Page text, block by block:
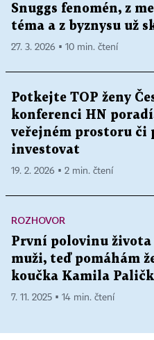
Snuggs fenomén, z
téma a z byznysu už
27. 3. 2026 ▪ 10 min. čtení
Potkejte TOP ženy
konferenci HN
veřejném prostoru či
investovat
19. 2. 2026 ▪ 2 min. čtení
ROZHOVOR
První polovinu
muži, teď pomáhám
koučka Kamila
7. 11. 2025 ▪ 14 min. čtení